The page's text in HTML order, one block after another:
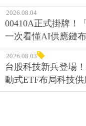
2026.08.04
00410A正式掛牌！
一次看懂AI供應鏈
2026.08.03
台股科技新兵登場
動式ETF布局科技